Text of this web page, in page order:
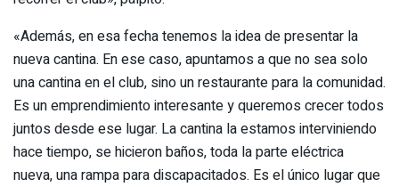
«Además, en esa fecha tenemos la idea de presentar la
nueva cantina. En ese caso, apuntamos a que no sea solo
una cantina en el club, sino un restaurante para la comunidad.
Es un emprendimiento interesante y queremos crecer todos
juntos desde ese lugar. La cantina la estamos interviniendo
hace tiempo, se hicieron baños, toda la parte eléctrica
nueva, una rampa para discapacitados. Es el único lugar que